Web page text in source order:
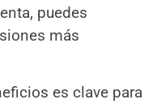
puedes
más
es clave para